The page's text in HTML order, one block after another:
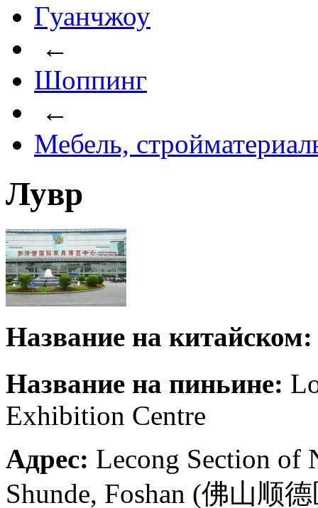
Гуанчжоу
←
Шоппинг
←
Мебель,
Лувр
Название на китайском:
Название на пиньине:
Exhibition Centre
Адрес: Lecong Section of
Shunde, Foshan (佛山顺